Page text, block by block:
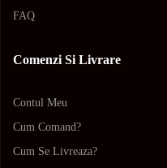
FAQ
Comenzi Si Livrare
Contul Meu
Cum Comand?
Cum Se Livreaza?